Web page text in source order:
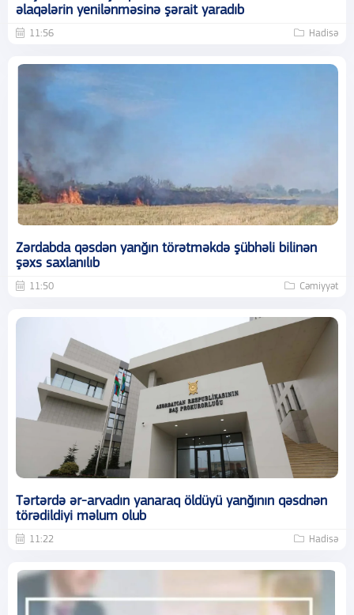
əlaqələrin yenilənməsinə şərait yaradıb
11:56 Hadisə
Zərdabda qəsdən yanğın törətməkdə şübhəli bilinən
şəxs saxlanılıb
11:50 Cəmiyyət
Tərtərdə ər-arvadın yanaraq öldüyü yanğının qəsdnən
törədildiyi məlum olub
11:22 Hadisə